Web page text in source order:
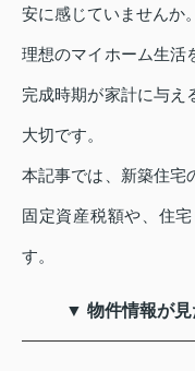
安に感じていませんか。
理想のマイホーム生活
完成時期が家計に与え
大切です。
本記事では、新築住宅
固定資産税額や、住
す。
▼ 物件情報が